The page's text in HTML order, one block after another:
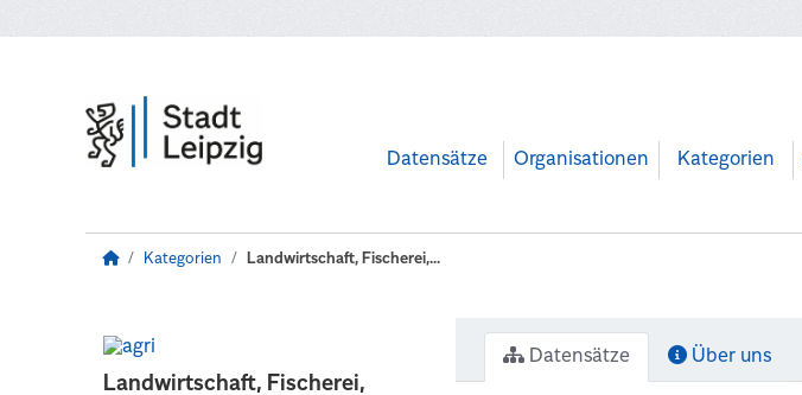
Datensätze Organisationen Kategorien
Kategorien Landwirtschaft, Fischerei,...
Landwirtschaft, Fischerei,
Datensätze Über uns